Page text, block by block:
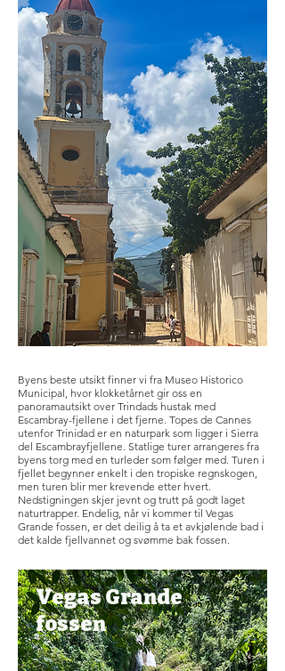
Byens beste utsikt finner vi fra Museo Historico
Municipal, hvor klokketårnet gir oss en
panoramautsikt over Trindads hustak med
Escambray-fjellene i det fjerne. Topes de Cannes
utenfor Trinidad er en naturpark som ligger i Sierra
del Escambrayfjellene. Statlige turer arrangeres fra
byens torg med en turleder som følger med. Turen i
fjellet begynner enkelt i den tropiske regnskogen,
men turen blir mer krevende etter hvert.
Nedstigningen skjer jevnt og trutt på godt laget
naturtrapper. Endelig, når vi kommer til Vegas
Grande fossen, er det deilig å ta et avkjølende bad i
det kalde fjellvannet og svømme bak fossen.
Vegas Grande
fossen